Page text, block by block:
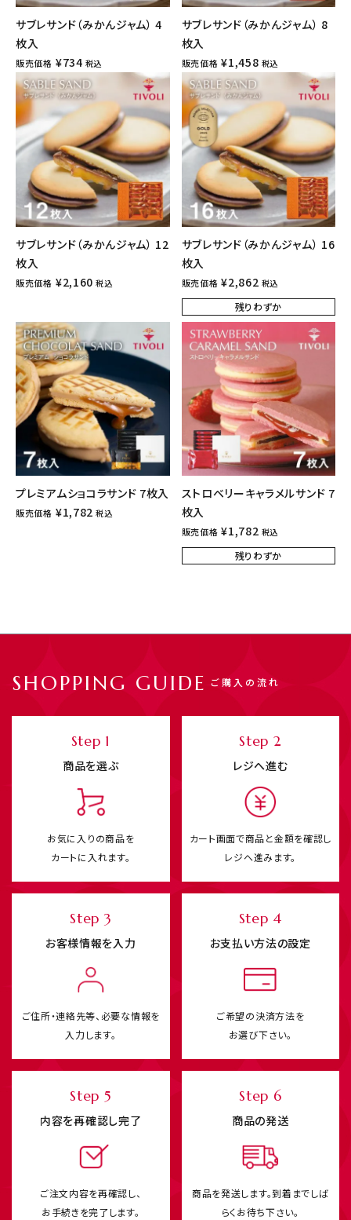
サブレサンド（みかんジャム） 4
枚入
販売価格 ¥734 税込
サブレサンド（みかんジャム） 8
枚入
販売価格 ¥1,458 税込
サブレサンド（みかんジャム） 12
枚入
販売価格 ¥2,160 税込
サブレサンド（みかんジャム） 16
枚入
販売価格 ¥2,862 税込
残りわずか
プレミアムショコラサンド 7枚入
販売価格 ¥1,782 税込
ストロベリーキャラメルサンド 7
枚入
販売価格 ¥1,782 税込
残りわずか
SHOPPING GUIDE ご購入の流れ
Step 1
商品を選ぶ
お気に入りの商品を
カートに入れます。
Step 2
レジへ進む
カート画面で商品と金額を確認し
レジへ進みます。
Step 3
お客様情報を入力
ご住所・連絡先等、必要な情報を
入力します。
Step 4
お支払い方法の設定
ご希望の決済方法を
お選び下さい。
Step 5
内容を再確認し完了
ご注文内容を再確認し、
お手続きを完了します。
Step 6
商品の発送
商品を発送します。到着までしば
らくお待ち下さい。